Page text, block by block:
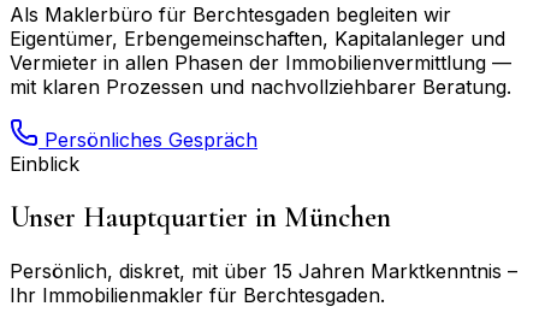
Als Maklerbüro für Berchtesgaden begleiten wir
Eigentümer, Erbengemeinschaften, Kapitalanleger und
Vermieter in allen Phasen der Immobilienvermittlung —
mit klaren Prozessen und nachvollziehbarer Beratung.
Persönliches Gespräch
Einblick
Unser Hauptquartier in München
Persönlich, diskret, mit über 15 Jahren Marktkenntnis –
Ihr Immobilienmakler für Berchtesgaden.